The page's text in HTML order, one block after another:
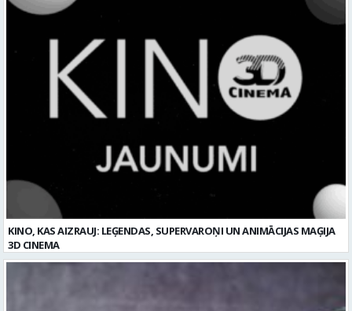
KINO, KAS AIZRAUJ: LEĢENDAS, SUPERVAROŅI UN ANIMĀCIJAS MAĢIJA
3D CINEMA